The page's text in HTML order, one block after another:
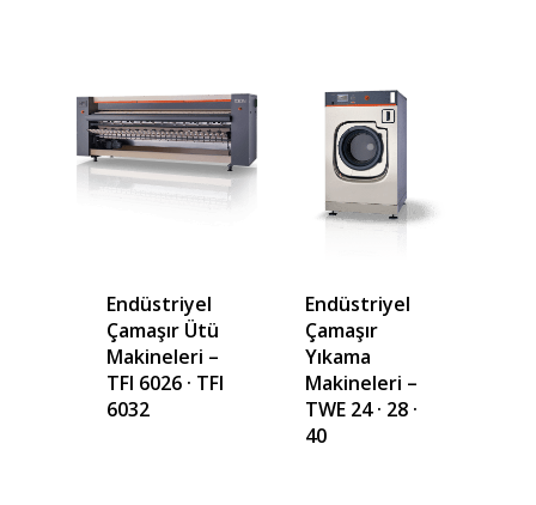
Endüstriyel
Çamaşır Ütü
Makineleri –
TFI 6026 · TFI
6032
Endüstriyel
Çamaşır
Yıkama
Makineleri –
TWE 24 · 28 ·
40
Anasayfa
Kurumsal
Ürünler
Teklif Al
İletişim
Mattaş Medikal